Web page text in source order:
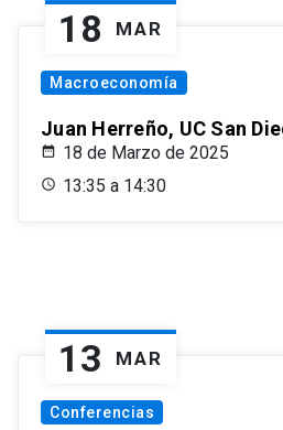
18 MAR
Macroeconomía
Juan Herreño, UC San
18 de Marzo de 2025
13:35 a 14:30
13 MAR
Conferencias